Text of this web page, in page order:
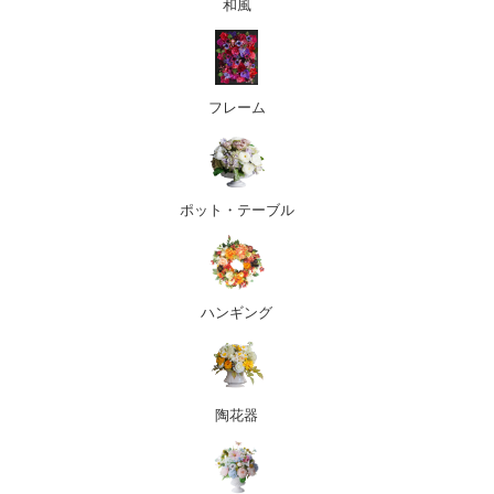
和風
フレーム
ポット・テーブル
ハンギング
陶花器